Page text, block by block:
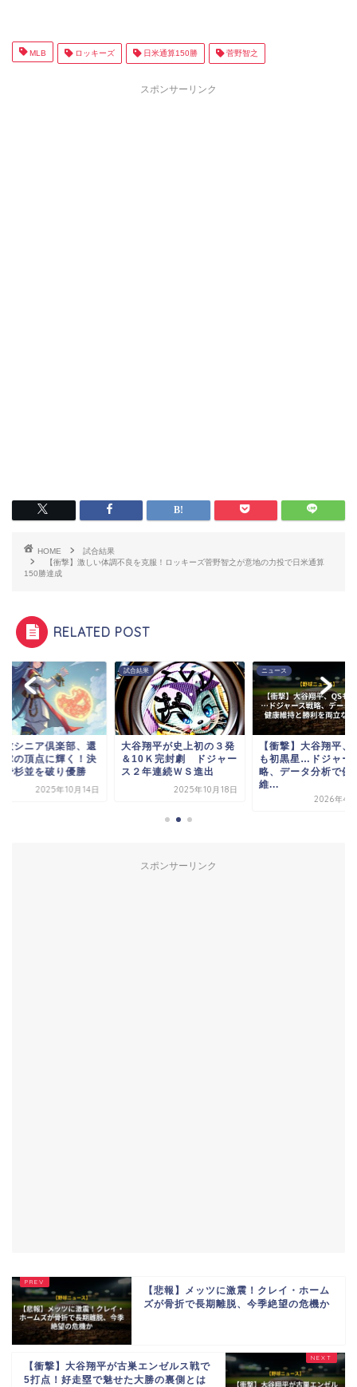
MLB ロッキーズ 日米通算150勝 菅野智之
スポンサーリンク
HOME
試合結果
【衝撃】激しい体調不良を克服！ロッキーズ菅野智之が意地の力投で日米通算
150勝達成
RELATED POST
牧シニア倶楽部、還
球の頂点に輝く！決
で杉並を破り優勝
2025年10月14日
試合結果
大谷翔平が史上初の３発
＆10Ｋ完封劇 ドジャー
ス２年連続ＷＳ進出
2025年10月18日
ニュース
【衝撃】大谷翔平、
も初黒星…ドジャー
略、データ分析で健
維...
2026年4
スポンサーリンク
【悲報】メッツに激震！クレイ・ホーム
ズが骨折で長期離脱、今季絶望の危機か
【衝撃】大谷翔平が古巣エンゼルス戦で
5打点！好走塁で魅せた大勝の裏側とは